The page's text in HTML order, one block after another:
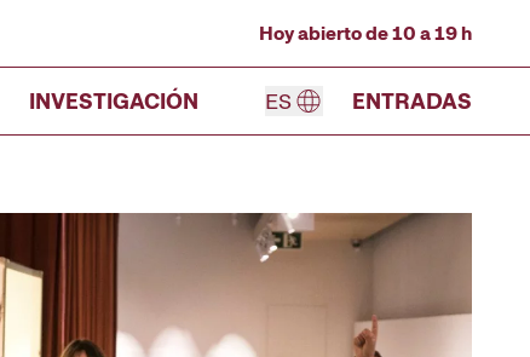
Hoy abierto de 10 a 19 h
INVESTIGACIÓN ES ENTRADAS